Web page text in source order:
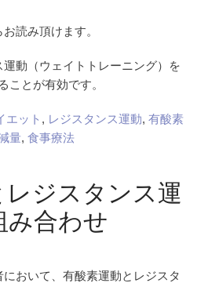
お読み頂けます。
動（ウェイトトレーニング）を
ことが有効です。
エット , レジスタンス運動, 有酸素
量, 食事療法
ジスタンス運
み合わせ
おいて、有酸素運動とレジスタ